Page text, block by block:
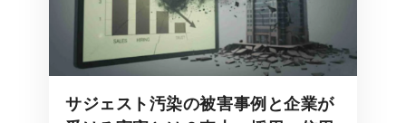
サジェスト汚染の被害事例と企業が